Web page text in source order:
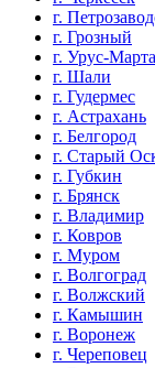
г.
г. Грозный
г. Урус-
г. Шали
г. Гудермес
г. Астрахань
г. Белгород
г. Старый
г. Губкин
г. Брянск
г. Владимир
г. Ковров
г. Муром
г. Волгоград
г. Волжский
г. Камышин
г. Воронеж
г. Череповец